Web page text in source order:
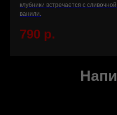
клубники встречается с
ванили.
790 р.